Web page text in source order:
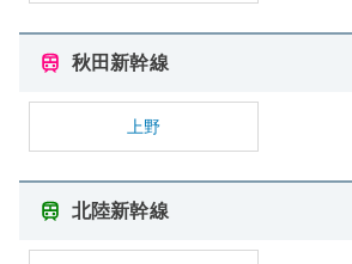
秋田新幹線
上野
北陸新幹線